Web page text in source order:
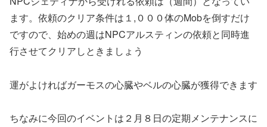
ます。依頼のクリア条件は１,０００体のMobを倒すだけ
ですので、始めの週はNPCアルスティンの依頼と同時進
行させてクリアしときましょう
運がよければガーモスの心臓やベルの心臓が獲得できます
ちなみに今回のイベントは２月８日の定期メンテナンスに